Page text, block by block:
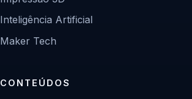
Inteligência Artificial
Maker Tech
CONTEÚDOS